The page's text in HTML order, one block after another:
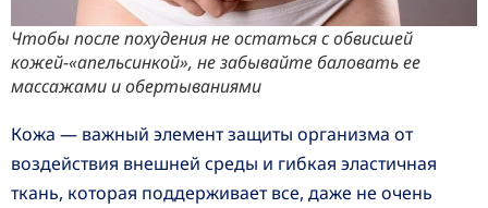
Чтобы после похудения не остаться с обвисшей
кожей-«апельсинкой», не забывайте баловать ее
массажами и обертываниями
Кожа — важный элемент защиты организма от
воздействия внешней среды и гибкая эластичная
ткань, которая поддерживает все, даже не очень